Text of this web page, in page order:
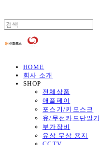
HOME
회사 소개
SHOP
전체상품
애플페이
포스기/키오스크
유/무선카드단말기
부가장비
유상 무상 용지